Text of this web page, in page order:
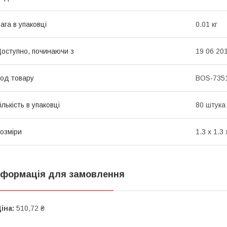
в упаковці 0.01 кг
починаючи з 19 06
товару BOS-
в упаковці 80 штука
1.3 x 1.3
для замовлення
510,72 ₴